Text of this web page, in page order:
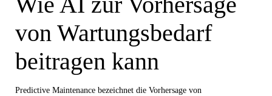
von Wartungsbedarf
beitragen kann
Predictive Maintenance bezeichnet die Vorhersage von